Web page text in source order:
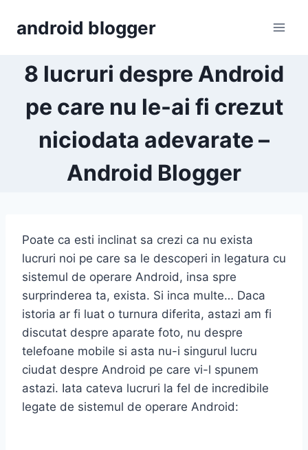
android blogger
8 lucruri despre Android
pe care nu le-ai fi crezut
niciodata adevarate –
Android Blogger
Poate ca esti inclinat sa crezi ca nu exista
lucruri noi pe care sa le descoperi in legatura cu
sistemul de operare Android, insa spre
surprinderea ta, exista. Si inca multe… Daca
istoria ar fi luat o turnura diferita, astazi am fi
discutat despre aparate foto, nu despre
telefoane mobile si asta nu-i singurul lucru
ciudat despre Android pe care vi-l spunem
astazi. Iata cateva lucruri la fel de incredibile
legate de sistemul de operare Android: